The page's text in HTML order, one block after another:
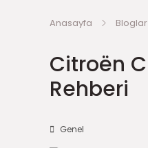
Anasayfa Bloglar
Citroën
Rehberi
Genel